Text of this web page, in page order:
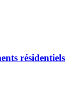
résidentiels